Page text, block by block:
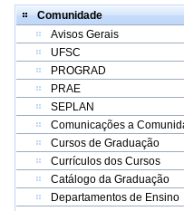
Comunidade
Avisos Gerais
UFSC
PROGRAD
PRAE
SEPLAN
Comunicações a
Cursos de Graduação
Currículos dos Cursos
Catálogo da Graduação
Departamentos de Ensino